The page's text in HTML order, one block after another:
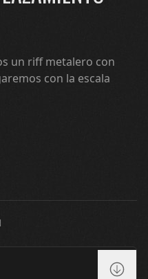
un riff metalero con
con la escala
en A
en G
Cromáticas